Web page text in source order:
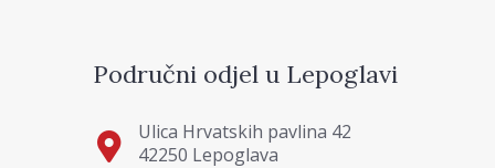
Područni odjel u Lepoglavi
Ulica Hrvatskih pavlina 42
42250 Lepoglava